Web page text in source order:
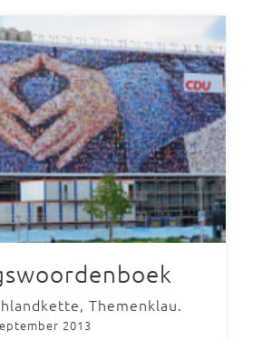
Themenklau.
2013